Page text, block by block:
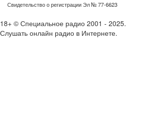
Свидетельство о регистрации Эл № 77-6623
18+ © Специальное радио 2001 - 2025.
Слушать онлайн радио в Интернете.